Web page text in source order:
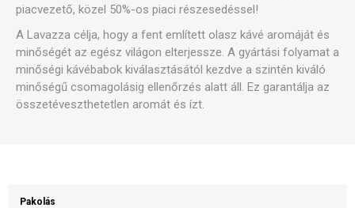
Pakolás
piacvezető, közel 50%-os piaci részesedéssel!
A Lavazza célja, hogy a fent említett olasz kávé aromáját és
minőségét az egész világon elterjessze. A gyártási folyamat a
minőségi kávébabok kiválasztásától kezdve a szintén kiváló
minőségű csomagolásig ellenőrzés alatt áll. Ez garantálja az
összetéveszthetetlen aromát és ízt.